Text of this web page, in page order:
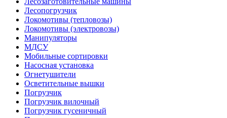
Лесопогрузчик
Локомотивы (тепловозы)
Локомотивы (электровозы)
Манипуляторы
МДСУ
Мобильные сортировки
Насосная установка
Огнетушители
Осветительные вышки
Погрузчик
Погрузчик вилочный
Погрузчик гусеничный